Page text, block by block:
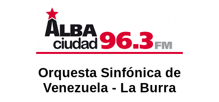
Orquesta Sinfónica de
Venezuela - La Burra